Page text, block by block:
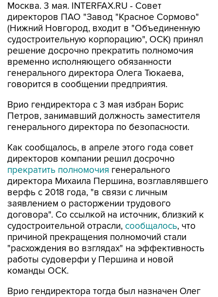
Москва. 3 мая. INTERFAX.RU - Совет
директоров ПАО "Завод "Красное Сормово"
(Нижний Новгород, входит в "Объединенную
судостроительную корпорацию", ОСК) принял
решение досрочно прекратить полномочия
временно исполняющего обязанности
генерального директора Олега Тюкаева,
говорится в сообщении предприятия.
Врио гендиректора с 3 мая избран Борис
Петров, занимавший должность заместителя
генерального директора по безопасности.
Как сообщалось, в апреле этого года совет
директоров компании решил досрочно
прекратить полномочия генерального
директора Михаила Першина, возглавлявшего
верфь с 2018 года, "в связи с личным
заявлением о расторжении трудового
договора". Со ссылкой на источник, близкий к
судостроительной отрасли, сообщалось, что
причиной прекращения полномочий стали
"расхождения во взглядах" на эффективность
работы судоверфи у Першина и новой
команды ОСК.
Врио гендиректора тогда был назначен Олег